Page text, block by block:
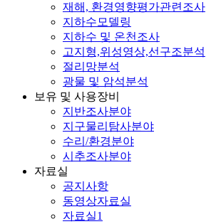
재해, 환경영향평가관련조사
지하수모델링
지하수 및 온천조사
고지형,위성영상,선구조분석
절리망분석
광물 및 암석분석
보유 및 사용장비
지반조사분야
지구물리탐사분야
수리/환경분야
시추조사분야
자료실
공지사항
동영상자료실
자료실1